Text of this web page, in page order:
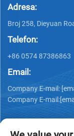
Adresa:
Broj 258, Dieyuan
Telefon:
+86 0574 87386863
Email:
Company E-mail:
Company E-mail: